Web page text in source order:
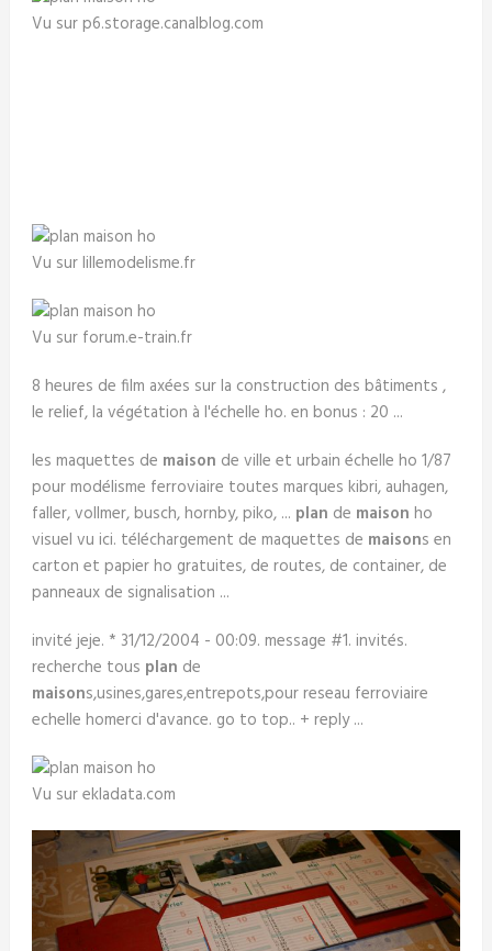
Vu sur p6.storage.canalblog.com
Vu sur lillemodelisme.fr
Vu sur forum.e-train.fr
8 heures de film axées sur la construction des bâtiments ,
le relief, la végétation à l'échelle ho. en bonus : 20 ...
les maquettes de maison de ville et urbain échelle ho 1/87
pour modélisme ferroviaire toutes marques kibri, auhagen,
faller, vollmer, busch, hornby, piko, ... plan de maison ho
visuel vu ici. téléchargement de maquettes de maisons en
carton et papier ho gratuites, de routes, de container, de
panneaux de signalisation ...
invité jeje. * 31/12/2004 - 00:09. message #1. invités.
recherche tous plan de
maisons,usines,gares,entrepots,pour reseau ferroviaire
echelle homerci d'avance. go to top.. + reply ...
Vu sur ekladata.com